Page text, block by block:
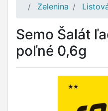
Zelenina
Semo Šalát
poľné 0,6g